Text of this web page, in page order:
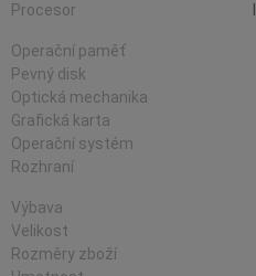
Procesor
Operační paměť
Pevný disk
Optická mechanika
Grafická karta
Operační systém
Rozhraní
Výbava
Velikost
Rozměry zboží